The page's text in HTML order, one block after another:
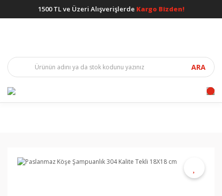
1500 TL ve Üzeri Alışverişlerde Kargo Bizden!
ARA